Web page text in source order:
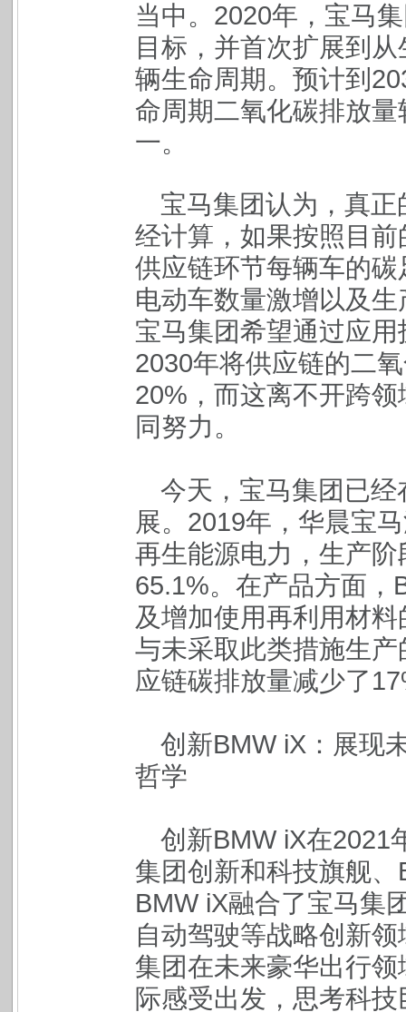
当中。2020年，宝马
目标，并首次扩展到
辆生命周期。预计到
命周期二氧化碳排放
一。
宝马集团认为，真
经计算，如果按照目
供应链环节每辆车的
电动车数量激增以及
宝马集团希望通过应
2030年将供应链的二
20%，而这离不开跨
同努力。
今天，宝马集团已
展。2019年，华晨宝
再生能源电力，生产
65.1%。在产品方面，
及增加使用再利用材
与未采取此类措施生
应链碳排放量减少了
创新BMW iX：展现
哲学
创新BMW iX在2021
集团创新和科技旗舰
BMW iX融合了宝马集
自动驾驶等战略创新
集团在未来豪华出行
际感受出发，思考科